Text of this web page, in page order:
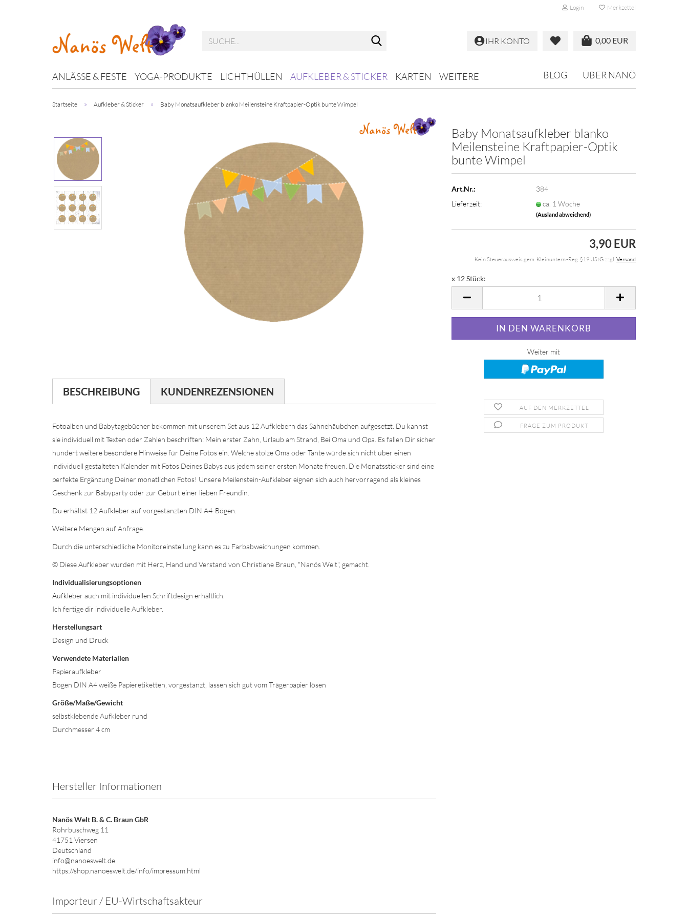
Login Merkzettel
0,00 EUR
IHR KONTO
ANLÄSSE & FESTE YOGA-PRODUKTE LICHTHÜLLEN AUFKLEBER & STICKER KARTEN BLOG ÜBER NANÖ
WEITERE
Startseite » Aufkleber & Sticker » Baby Monatsaufkleber blanko Meilensteine Kraftpapier-Optik bunte Wimpel
Baby Monatsaufkleber blanko
Meilensteine Kraftpapier-Optik
bunte Wimpel
Art.Nr.:
384
Lieferzeit:
ca. 1 Woche
(Ausland abweichend)
3,90 EUR
Kein Steuerausweis gem. Kleinuntern.-Reg. §19 UStG zzgl.Versand
x 12 Stück:
Stück
Weiter mit
AUF DEN MERKZETTEL
FRAGE ZUM PRODUKT
BESCHREIBUNG KUNDENREZENSIONEN
Fotoalben und Babytagebücher bekommen mit unserem Set aus 12 Aufklebern das Sahnehäubchen aufgesetzt. Du kannst
sie individuell mit Texten oder Zahlen beschriften: Mein erster Zahn, Urlaub am Strand, Bei Oma und Opa. Es fallen Dir sicher
hundert weitere besondere Hinweise für Deine Fotos ein. Welche stolze Oma oder Tante würde sich nicht über einen
individuell gestalteten Kalender mit Fotos Deines Babys aus jedem seiner ersten Monate freuen. Die Monatssticker sind eine
perfekte Ergänzung Deiner monatlichen Fotos! Unsere Meilenstein-Aufkleber eignen sich auch hervorragend als kleines
Geschenk zur Babyparty oder zur Geburt einer lieben Freundin.
Du erhältst 12 Aufkleber auf vorgestanzten DIN A4-Bögen.
Weitere Mengen auf Anfrage.
Durch die unterschiedliche Monitoreinstellung kann es zu Farbabweichungen kommen.
© Diese Aufkleber wurden mit Herz, Hand und Verstand von Christiane Braun, "Nanös Welt", gemacht.
Individualisierungsoptionen
Aufkleber auch mit individuellen Schriftdesign erhältlich.
Ich fertige dir individuelle Aufkleber.
Herstellungsart
Design und Druck
Verwendete Materialien
Papieraufkleber
Bogen DIN A4 weiße Papieretiketten, vorgestanzt, lassen sich gut vom Trägerpapier lösen
Größe/Maße/Gewicht
selbstklebende Aufkleber rund
Durchmesser 4 cm
Hersteller Informationen
Nanös Welt B. & C. Braun GbR
Rohrbuschweg 11
41751 Viersen
Deutschland
info@nanoeswelt.de
https://shop.nanoeswelt.de/info/impressum.html
Importeur / EU-Wirtschaftsakteur